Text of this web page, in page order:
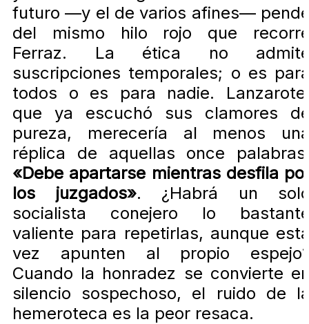
futuro —y el de varios afines—
del mismo hilo rojo que
Ferraz. La ética no
suscripciones temporales; o es
todos o es para nadie.
que ya escuchó sus clamores
pureza, merecería al menos
réplica de aquellas once
«Debe apartarse mientras desfila
los juzgados». ¿Habrá un
socialista conejero lo
valiente para repetirlas, aunque
vez apunten al propio
Cuando la honradez se convierte
silencio sospechoso, el ruido de
hemeroteca es la peor resaca.